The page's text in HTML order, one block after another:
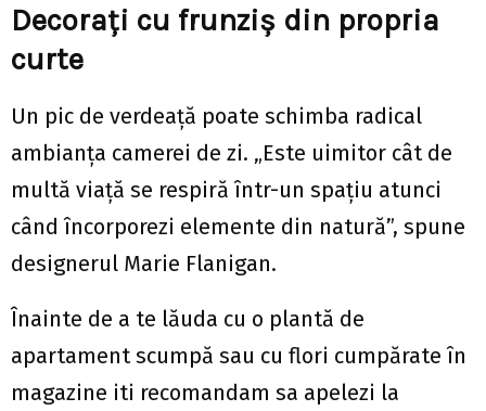
Decorați cu frunziș din propria
curte
Un pic de verdeață poate schimba radical
ambianța camerei de zi. „Este uimitor cât de
multă viață se respiră într-un spațiu atunci
când încorporezi elemente din natură”, spune
designerul Marie Flanigan.
Înainte de a te lăuda cu o plantă de
apartament scumpă sau cu flori cumpărate în
magazine iti recomandam sa apelezi la